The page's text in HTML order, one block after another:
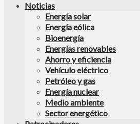
Noticias
Energía solar
Energía eólica
Bioenergía
Energías renovables
Ahorro y eficiencia
Vehículo eléctrico
Petróleo y gas
Energía nuclear
Medio ambiente
Sector energético